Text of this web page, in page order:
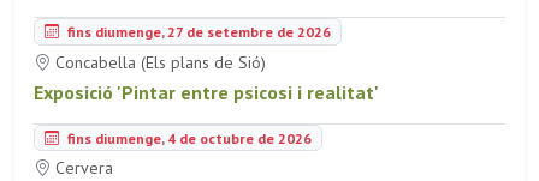
fins diumenge, 27 de setembre de 2026
Concabella (Els plans de Sió)
Exposició 'Pintar entre psicosi i realitat'
fins diumenge, 4 de octubre de 2026
Cervera